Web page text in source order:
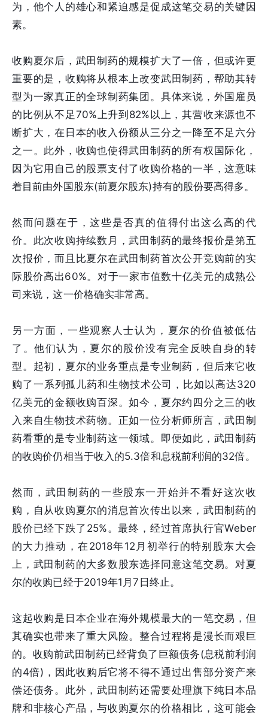
为，他个人的雄心和紧迫感是促成这笔交易的关键因
素。
收购夏尔后，武田制药的规模扩大了一倍，但或许更
重要的是，收购将从根本上改变武田制药，帮助其转
型为一家真正的全球制药集团。具体来说，外国雇员
的比例从不足70%上升到82%以上，其营收来源也不
断扩大，在日本的收入份额从三分之一降至不足六分
之一。此外，收购也使得武田制药的所有权国际化，
因为它用自己的股票支付了收购价格的一半，这意味
着目前由外国股东(前夏尔股东)持有的股份要高得多。
然而问题在于，这些是否真的值得付出这么高的代
价。此次收购持续数月，武田制药的最终报价是第五
次报价，而且比夏尔在武田制药首次公开竞购前的实
际股价高出60%。对于一家市值数十亿美元的成熟公
司来说，这一价格确实非常高。
另一方面，一些观察人士认为，夏尔的价值被低估
了。他们认为，夏尔的股价没有完全反映自身的转
型。起初，夏尔的业务重点是专业制药，但后来它收
购了一系列孤儿药和生物技术公司，比如以高达320
亿美元的金额收购百深。如今，夏尔约四分之三的收
入来自生物技术药物。正如一位分析师所言，武田制
药看重的是专业制药这一领域。即便如此，武田制药
的收购价仍相当于收入的5.3倍和息税前利润的32倍。
然而，武田制药的一些股东一开始并不看好这次收
购，自从收购夏尔的消息首次传出以来，武田制药的
股价已经下跌了25%。最终，经过首席执行官Weber
的大力推动，在2018年12月初举行的特别股东大会
上，武田制药的大多数股东选择同意这笔交易。对夏
尔的收购已经于2019年1月7日终止。
这起收购是日本企业在海外规模最大的一笔交易，但
其确实也带来了重大风险。整合过程将是漫长而艰巨
的。收购前武田制药已经背负了巨额债务(息税前利润
的4倍)，因此收购后它将不得不通过出售部分资产来
偿还债务。此外，武田制药还需要处理旗下纯日本品
牌和非核心产品，与收购夏尔的价格相比，这可能会